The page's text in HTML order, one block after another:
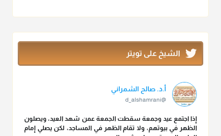
الشيخ على تويتر
أ.د. صالح الشمراني
@d_alshamrani
إذا اجتمع عيد وجمعة سقطت الجمعة عمن شهد العيد، ويصلون
الظهر في بيوتهم، ولا تقام الظهر في المساجد، لكن يصلي إمام